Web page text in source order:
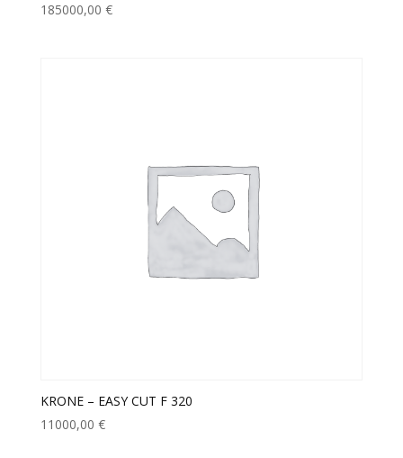
185000,00 €
KRONE – EASY CUT F 320
11000,00 €